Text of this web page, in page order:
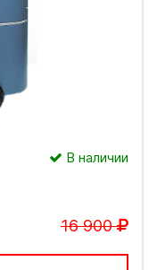
В наличии
16 900